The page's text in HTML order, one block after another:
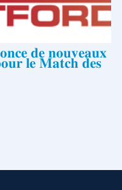
𝐝𝐞 𝐧𝐨𝐮𝐯𝐞𝐚𝐮𝐱
𝐥𝐞 𝐌𝐚𝐭𝐜𝐡 𝐝𝐞𝐬